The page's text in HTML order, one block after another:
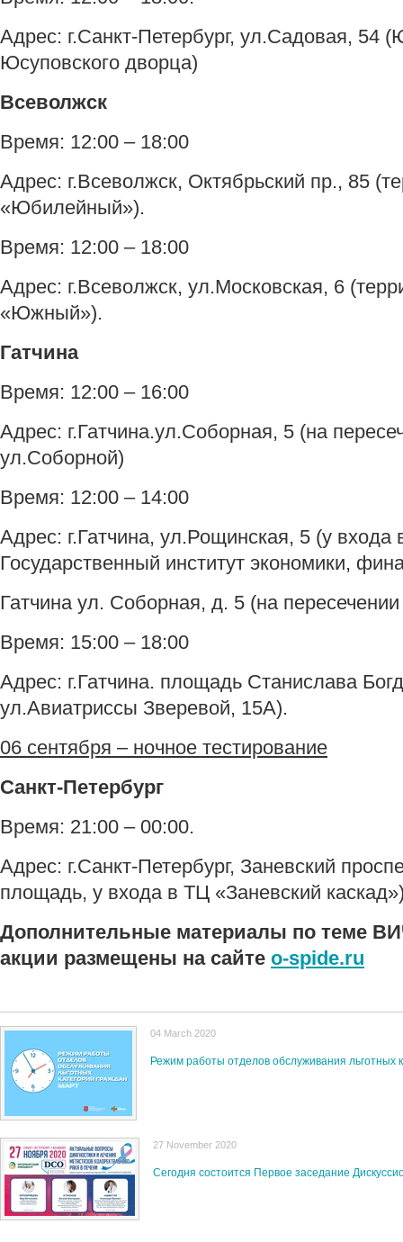
Адрес: г.Санкт-Петербург, ул.Садовая, 54
Юсуповского дворца)
Всеволжск
Время: 12:00 – 18:00
Адрес: г.Всеволжск, Октябрьский пр., 85
«Юбилейный»).
Время: 12:00 – 18:00
Адрес: г.Всеволжск, ул.Московская, 6
«Южный»).
Гатчина
Время: 12:00 – 16:00
Адрес: г.Гатчина.ул.Соборная, 5 (на
ул.Соборной)
Время: 12:00 – 14:00
Адрес: г.Гатчина, ул.Рощинская, 5 (у
Государственный институт экономики,
Гатчина ул. Соборная, д. 5 (на
Время: 15:00 – 18:00
Адрес: г.Гатчина. площадь Станислава
ул.Авиатриссы Зверевой, 15А).
06 сентября – ночное тестирование
Санкт-Петербург
Время: 21:00 – 00:00.
Адрес: г.Санкт-Петербург, Заневский
площадь, у входа в ТЦ «Заневский
Дополнительные материалы по теме
акции размещены на сайте o-spide.ru
04 March 2020
Режим работы отделов обслуживания льготных
27 November 2020
Сегодня состоится Первое заседание